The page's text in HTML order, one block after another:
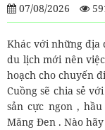
07/08/2026
Khác với những địa
du lịch mới nên
hoạch cho chuyến
Cuồng sẽ chia sẻ
sản cực ngon ,
Măng Đen . Nào